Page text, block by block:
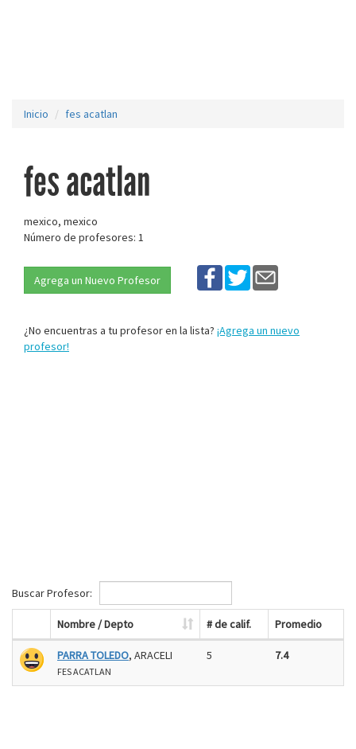
Inicio fes acatlan
fes acatlan
mexico, mexico
Número de profesores: 1
Agrega un Nuevo Profesor
¿No encuentras a tu profesor en la lista? ¡Agrega un nuevo
profesor!
Buscar Profesor:
Nombre / Depto # de calif. Promedio
PARRA TOLEDO, ARACELI
FES ACATLAN
5 7.4